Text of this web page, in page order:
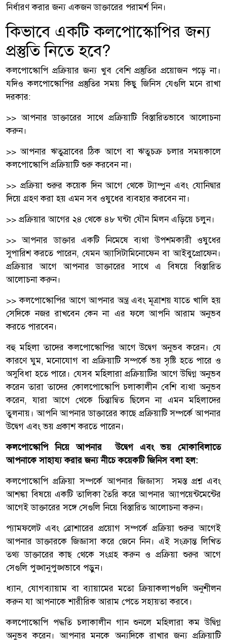
নির্ধারণ করার জন্য একজন ডাক্তারের পরামর্শ নিন।
কিভাবে একটি কলপোস্কোপির জন্য
প্রস্তুতি নিতে হবে?
কলপোস্কোপি প্রক্রিয়ার জন্য খুব বেশি প্রস্তুতির প্রয়োজন পড়ে না।
যদিও কলপোস্কোপির প্রস্তুতির সময় কিছু জিনিস যেগুলি মনে রাখা
দরকার:
>> আপনার ডাক্তারের সাথে প্রক্রিয়াটি বিস্তারিতভাবে আলোচনা
করুন।
>> আপনার ঋতুস্রাবের ঠিক আগে বা ঋতুচক্র চলার সময়কালে
কলপোস্কোপি প্রক্রিয়াটি শুরু করবেন না।
>> প্রক্রিয়া শুরুর কয়েক দিন আগে থেকে ট্যাম্পুন এবং যোনিদ্বার
দিয়ে গ্রহণ করা হয় এমন সব ওষুধের ব্যবহার করবেন না।
>> প্রক্রিয়ার আগের ২৪ থেকে ৪৮ ঘন্টা যৌন মিলন এড়িয়ে চলুন।
>> আপনার ডাক্তার একটি নিমেষে ব্যথা উপশমকারী ওষুধের
সুপারিশ করতে পারেন, যেমন অ্যাসিটামিনোফেন বা আইবুপ্রোফেন।
প্রক্রিয়ার আগে আপনার ডাক্তারের সাথে এ বিষয়ে বিস্তারিত
আলোচনা করুন।
>> কলপোস্কোপির আগে আপনার অন্ত্র এবং মূত্রাশয় যাতে খালি হয়
সেদিকে নজর রাখবেন কেন না এর ফলে আপনি আরাম অনুভব
করতে পারবেন।
বহু মহিলা তাদের কলপোস্কোপির আগে উদ্বেগ অনুভব করেন। যে
কারণে ঘুম, মনোযোগ বা প্রক্রিয়াটি সম্পর্কে ভয় সৃষ্টি হতে পারে ও
অসুবিধা হতে পারে। যেসব মহিলারা প্রক্রিয়াটির আগে উদ্বিগ্ন অনুভব
করেন তারা তাদের কোলপোস্কোপি চলাকালীন বেশি ব্যথা অনুভব
করেন, যারা আগে থেকে চিন্তান্বিত ছিলেন না এমন মহিলাদের
তুলনায়। আপনি আপনার ডাক্তারের কাছে প্রক্রিয়াটি সম্পর্কে আপনার
উদ্বেগ এবং ভয় প্রকাশ করতে পারেন।
কলপোস্কোপি নিয়ে আপনার উদ্বেগ এবং ভয় মোকাবিলাতে
আপনাকে সাহায্য করার জন্য নীচে কয়েকটি জিনিস বলা হল:
কলপোস্কোপি প্রক্রিয়া সম্পর্কে আপনার জিজ্ঞাস্য সমস্ত প্রশ্ন এবং
আশঙ্কা বিষয়ে একটি তালিকা তৈরি করে আপনার অ্যাপয়েন্টমেন্টের
আগেই ডাক্তারের সঙ্গে সেগুলি নিয়ে বিস্তারিত আলোচনা করুন।
প্যামফলেট এবং ব্রোশারের প্রয়োগ সম্পর্কে প্রক্রিয়া শুরুর আগেই
আপনার ডাক্তারকে জিজ্ঞাসা করে জেনে নিন। এই সংক্রান্ত লিখিত
তথ্য ডাক্তারের কাছ থেকে সংগ্রহ করুন ও প্রক্রিয়া শুরুর আগে
সেগুলি পুঙ্খানুপুঙ্খভাবে পড়ুন।
ধ্যান, যোগব্যায়াম বা ব্যায়ামের মতো ক্রিয়াকলাপগুলি অনুশীলন
করুন যা আপনাকে শারীরিক আরাম পেতে সহায়তা করবে।
কলপোস্কোপি পদ্ধতি চলাকালীন গান শুনলে মহিলারা কম উদ্বিগ্ন
অনুভব করেন। আপনার মনকে অন্যদিকে রাখার জন্য প্রক্রিয়াটি